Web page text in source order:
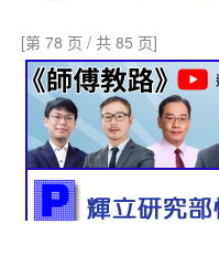
[第 78 页 / 共 85 页]